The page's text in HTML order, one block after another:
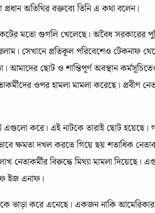
অতিথির বক্তব্যে তিনি এ কথা বলেন।
মতো গুগলি খেলেছে। অবৈধ সরকারের
সেখানে প্রতিকূল পরিবেশেও টেকনাফ
আমাদের ছোট ও শান্তিপূর্ণ অবস্থান
ওপর হামলা মামলা করেছে। প্রবীণ
এগুলো করে। এই নাটকে তারাই ছোট
ক্ষমতা দখল করতে গিয়ে ছয় শতাধিক
নেতাকর্মীর বিরুদ্ধে মিথ্যা মামলা
ইজ এনাফ।
করে এনেছে। একজন নাকি